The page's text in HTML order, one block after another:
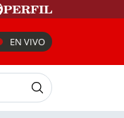
EN VIVO